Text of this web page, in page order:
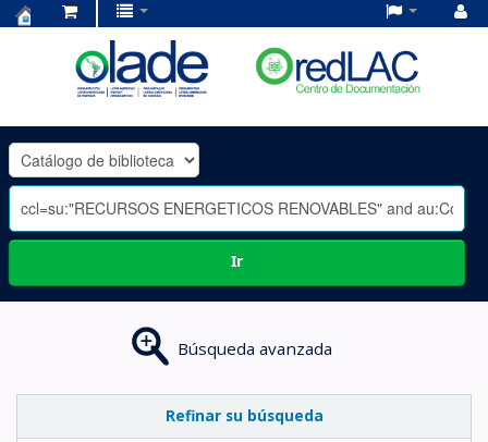
OLADE
-
Ir
Búsqueda avanzada
Refinar su búsqueda